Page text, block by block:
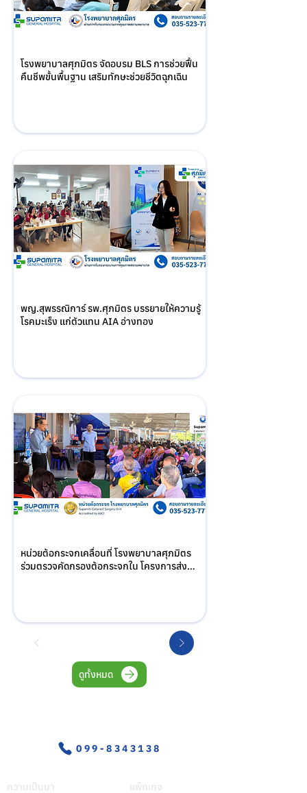
โรงพยาบาลศุภมิตร จัดอบรม BLS การช่วยฟื้น
คืนชีพขั้นพื้นฐาน เสริมทักษะช่วยชีวิตฉุกเฉิน
พญ.สุพรรณิการ์ รพ.ศุภมิตร บรรยายให้ความรู้
โรคมะเร็ง แก่ตัวแทน AIA อ่างทอง
หน่วยต้อกระจกเคลื่อนที่ โรงพยาบาลศุภมิตร
ร่วมตรวจคัดกรองต้อกระจกใน โครงการส่ง
ดูทั้งหมด
099-8343138
ความเป็นมา
แพ็กเกจ